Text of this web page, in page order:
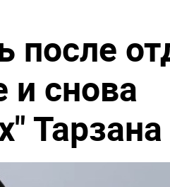
после
и снова
Тарзана